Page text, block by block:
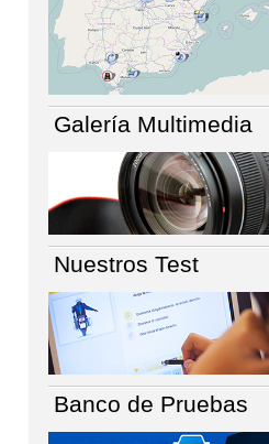
Galería Multimedia
Nuestros Test
Banco de Pruebas